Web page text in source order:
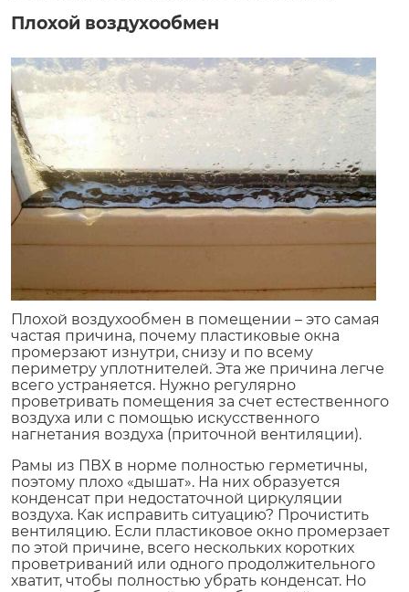
Плохой воздухообмен
Плохой воздухообмен в помещении – это самая
частая причина, почему пластиковые окна
промерзают изнутри, снизу и по всему
периметру уплотнителей. Эта же причина легче
всего устраняется. Нужно регулярно
проветривать помещения за счет естественного
воздуха или с помощью искусственного
нагнетания воздуха (приточной вентиляции).
Рамы из ПВХ в норме полностью герметичны,
поэтому плохо «дышат». На них образуется
конденсат при недостаточной циркуляции
воздуха. Как исправить ситуацию? Прочистить
вентиляцию. Если пластиковое окно промерзает
по этой причине, всего нескольких коротких
проветриваний или одного продолжительного
хватит, чтобы полностью убрать конденсат. Но